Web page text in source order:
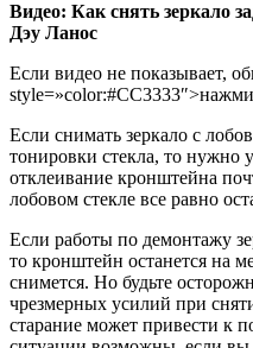
Видео: Как снять зеркало
Дэу Ланос
Если видео не показывает,
Если снимать зеркало с
тонировки стекла, то нужно
отклеивание кронштейна
лобовом стекле все равно
Если работы по демонтажу
то кронштейн останется на
снимется. Но будьте
чрезмерных усилий при
старание может привести к